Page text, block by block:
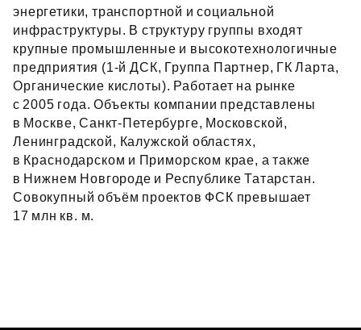
энергетики, транспортной и социальной
инфраструктуры. В структуру группы входят
крупные промышленные и высокотехнологичные
предприятия (1‑й ДСК, Группа Партнер, ГК Ларта,
Органические кислоты). Работает на рынке
с 2005 года. Объекты компании представлены
в Москве, Санкт‑Петербурге, Московской,
Ленинградской, Калужской областях,
в Краснодарском и Приморском крае, а также
в Нижнем Новгороде и Республике Татарстан.
Совокупный объём проектов ФСК превышает
17 млн кв. м.